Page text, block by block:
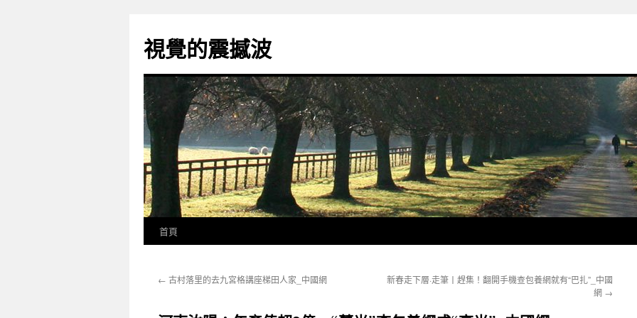
主
要
視覺的震撼波
首頁
← 古村落里的去九宮格講座梯田人家_中國網
新春走下層·走筆丨趕集！翻開手機查包養網就有“巴扎”_中國
網 →